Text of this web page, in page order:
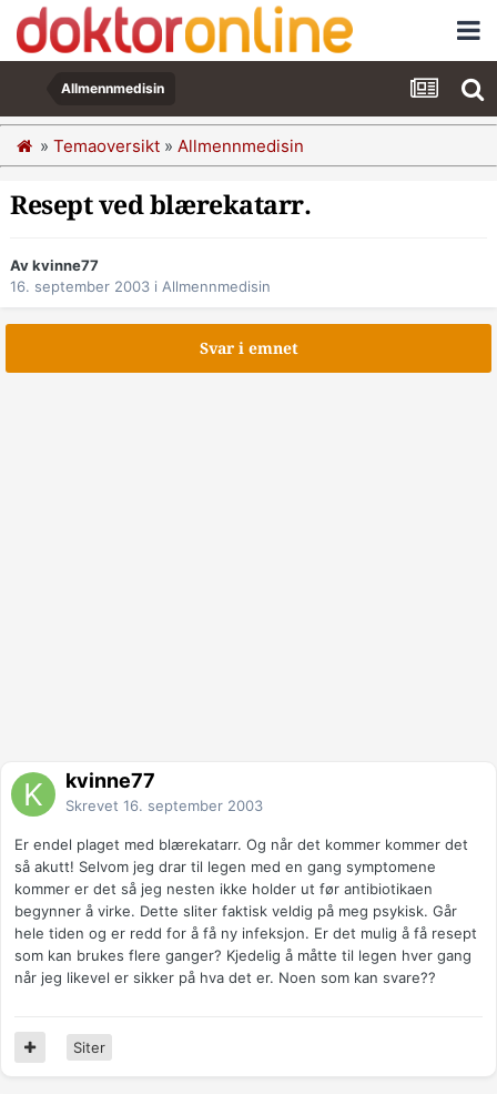
Allmennmedisin
» Temaoversikt » Allmennmedisin
Resept ved blærekatarr.
Av kvinne77
16. september 2003 i Allmennmedisin
Svar i emnet
kvinne77
Skrevet 16. september 2003
Er endel plaget med blærekatarr. Og når det kommer kommer det
så akutt! Selvom jeg drar til legen med en gang symptomene
kommer er det så jeg nesten ikke holder ut før antibiotikaen
begynner å virke. Dette sliter faktisk veldig på meg psykisk. Går
hele tiden og er redd for å få ny infeksjon. Er det mulig å få resept
som kan brukes flere ganger? Kjedelig å måtte til legen hver gang
når jeg likevel er sikker på hva det er. Noen som kan svare??
Siter